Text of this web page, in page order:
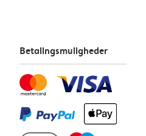
Betalingsmuligheder